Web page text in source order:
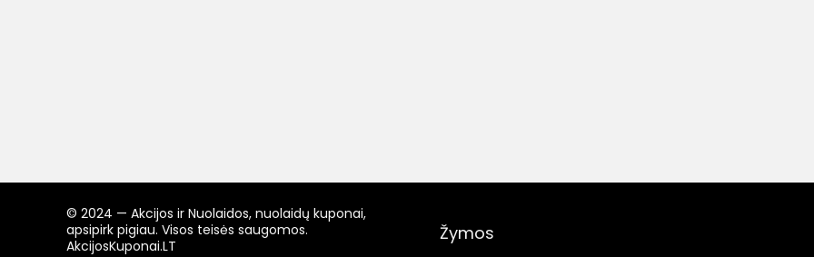
© 2024 — Akcijos ir Nuolaidos, nuolaidų kuponai,
apsipirk pigiau. Visos teisės saugomos.
AkcijosKuponai.LT
Žymos